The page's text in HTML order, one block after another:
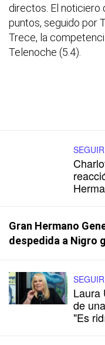
directos. El noticiero
puntos, seguido por
Trece, la
Telenoche (5.4).
Gran Hermano
despedida a Nigro
Laura
de
"Es